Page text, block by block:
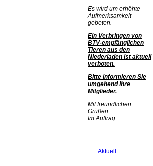
Es wird um erhöhte
Aufmerksamkeit
gebeten.
Ein Verbringen von
BTV-empfänglichen
Tieren aus den
Niederladen ist aktuell
verboten.
Bitte informieren Sie
umgehend Ihre
Mitglieder.
Mit freundlichen
Grüßen
Im Auftrag
Aktuell